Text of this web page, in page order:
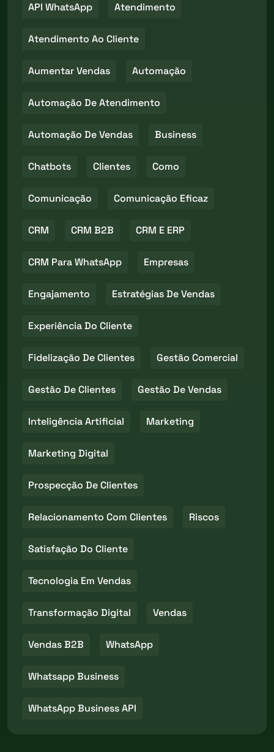
API WhatsApp Atendimento
Atendimento Ao Cliente
Aumentar Vendas Automação
Automação De Atendimento
Automação De Vendas Business
Chatbots Clientes Como
Comunicação Comunicação Eficaz
CRM CRM B2B CRM E ERP
CRM Para WhatsApp Empresas
Engajamento Estratégias De Vendas
Experiência Do Cliente
Fidelização De Clientes Gestão Comercial
Gestão De Clientes Gestão De Vendas
Inteligência Artificial Marketing
Marketing Digital
Prospecção De Clientes
Relacionamento Com Clientes Riscos
Satisfação Do Cliente
Tecnologia Em Vendas
Transformação Digital Vendas
Vendas B2B WhatsApp
Whatsapp Business
WhatsApp Business API